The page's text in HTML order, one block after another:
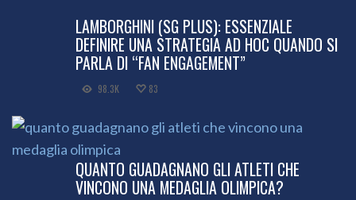
LAMBORGHINI (SG PLUS): ESSENZIALE
DEFINIRE UNA STRATEGIA AD HOC QUANDO SI
PARLA DI “FAN ENGAGEMENT”
98.3K 83
QUANTO GUADAGNANO GLI ATLETI CHE
VINCONO UNA MEDAGLIA OLIMPICA?